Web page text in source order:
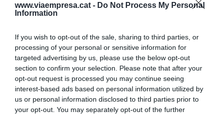
www.viaempresa.cat - Do Not Process My Personal
Information
If you wish to opt-out of the sale, sharing to third parties, or
processing of your personal or sensitive information for
targeted advertising by us, please use the below opt-out
section to confirm your selection. Please note that after your
opt-out request is processed you may continue seeing
interest-based ads based on personal information utilized by
us or personal information disclosed to third parties prior to
your opt-out. You may separately opt-out of the further
Estigues informat amb les últimes notícies d'actualitat
ACTIVAR ARA